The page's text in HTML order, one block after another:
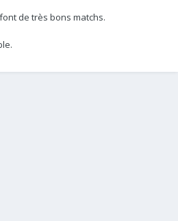
de très bons matchs.